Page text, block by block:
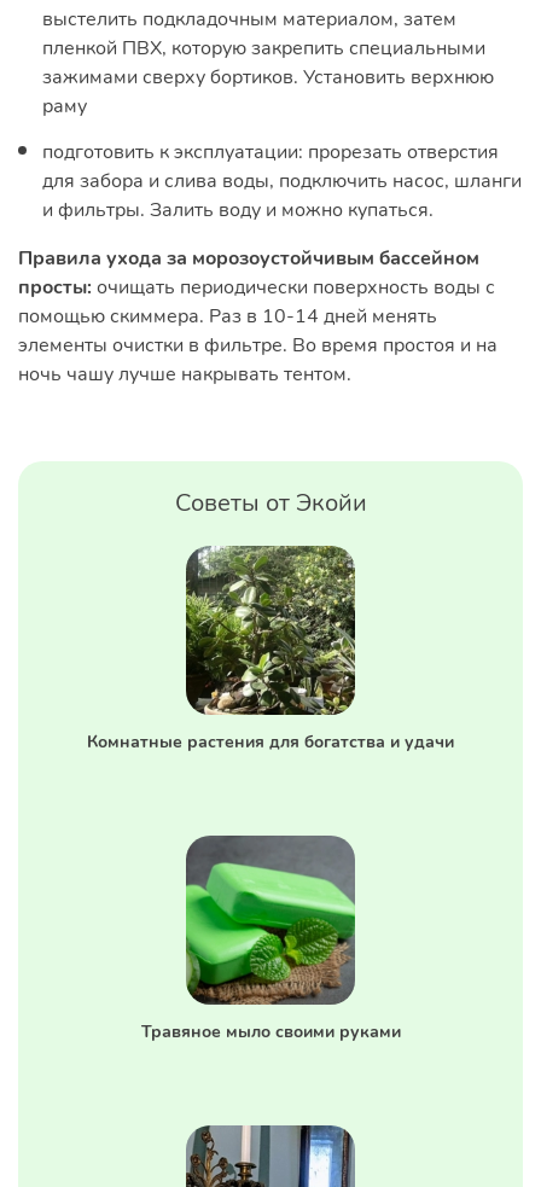
выстелить подкладочным материалом, затем
пленкой ПВХ, которую закрепить специальными
зажимами сверху бортиков. Установить верхнюю
раму
подготовить к эксплуатации: прорезать отверстия
для забора и слива воды, подключить насос, шланги
и фильтры. Залить воду и можно купаться.
Правила ухода за морозоустойчивым бассейном
просты: очищать периодически поверхность воды с
помощью скиммера. Раз в 10-14 дней менять
элементы очистки в фильтре. Во время простоя и на
ночь чашу лучше накрывать тентом.
Советы от Экойи
Комнатные растения для богатства и удачи
Травяное мыло своими руками